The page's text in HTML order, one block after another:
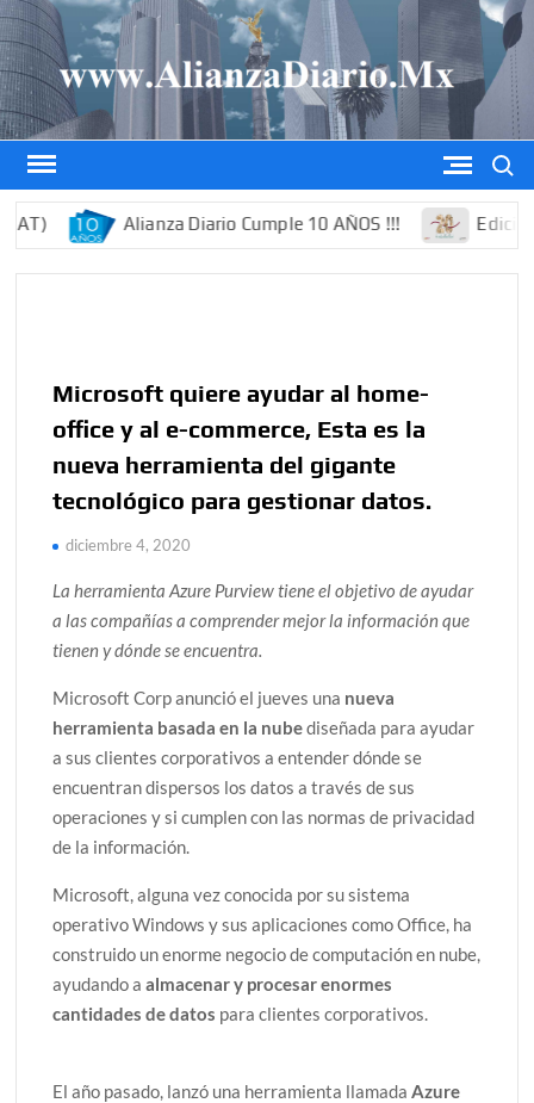
Saltar
al
contenido
Alianza Diario Cumple 10 AÑOS !!! Edición
Microsoft quiere ayudar al home-
office y al e-commerce, Esta es la
nueva herramienta del gigante
tecnológico para gestionar datos.
diciembre 4, 2020
La herramienta Azure Purview tiene el objetivo de ayudar
a las compañías a comprender mejor la información que
tienen y dónde se encuentra.
Microsoft Corp anunció el jueves una nueva
herramienta basada en la nubediseñada para ayudar
a sus clientes corporativos a entender dónde se
encuentran dispersos los datos a través de sus
operaciones y si cumplen con las normas de privacidad
de la información.
Microsoft, alguna vez conocida por su sistema
operativo Windows y sus aplicaciones como Office, ha
construido un enorme negocio de computación en nube,
ayudando aalmacenar y procesar enormes
cantidades de datos para clientes corporativos.
El año pasado, lanzó una herramienta llamadaAzure